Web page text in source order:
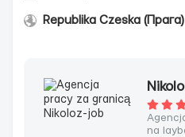
Republika Czeska (Прага)
na